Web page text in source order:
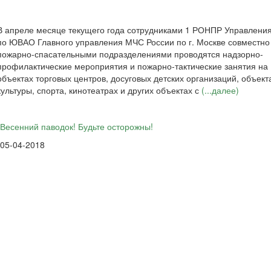
апреле месяце текущего года сотрудниками 1 РОНПР
ЮВАО Главного управления МЧС России по г. Москве
спасательными подразделениями проводятся надзорно-
мероприятия и пожарно-тактические занятия на
торговых центров, досуговых детских организаций,
спорта, кинотеатрах и других объектах с (...далее)
Весенний паводок! Будьте осторожны!
05-04-2018